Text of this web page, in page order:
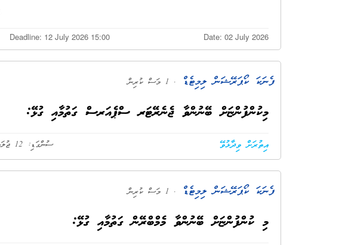
Date: 02 July 2026
Deadline: 12 July 2026 15:00
ފެނަކަ ކޯޕަރޭޝަން ލިމިޓެޑް . 1 މަސް ކުރިން
މިކުންފުންޏަށް ބޭނުންވާ ޖެނެރޭޓަރ ސްޕެއަރސް ގަތުމާއި ގުޅޭ:
ސުންގަޑި: 12 ޖުލައި 2026 15:00 އިތުރަށް ވިދާޅުވޭ
ފެނަކަ ކޯޕަރޭޝަން ލިމިޓެޑް . 1 މަސް ކުރިން
މި ކުންފުންޏަށް ބޭނުންވާ މެމްބްރޭން ގަތުމާއި ގުޅޭ: